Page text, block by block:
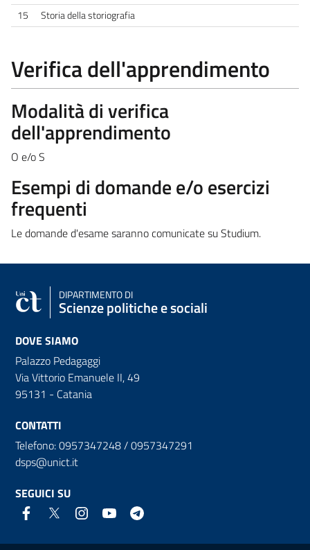
15
Storia della storiografia
Verifica dell'apprendimento
Modalità di verifica
dell'apprendimento
O e/o S
Esempi di domande e/o esercizi
frequenti
Le domande d'esame saranno comunicate su Studium.
DIPARTIMENTO DI
Scienze politiche e sociali
DOVE SIAMO
Palazzo Pedagaggi
Via Vittorio Emanuele II, 49
95131 - Catania
CONTATTI
Telefono: 0957347248 / 0957347291
dsps@unict.it
SEGUICI SU